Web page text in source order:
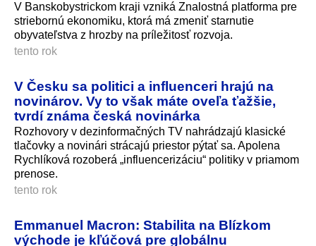
V Banskobystrickom kraji vzniká Znalostná platforma pre
striebornú ekonomiku, ktorá má zmeniť starnutie
obyvateľstva z hrozby na príležitosť rozvoja.
tento rok
V Česku sa politici a influenceri hrajú na
novinárov. Vy to však máte oveľa ťažšie,
tvrdí známa česká novinárka
Rozhovory v dezinformačných TV nahrádzajú klasické
tlačovky a novinári strácajú priestor pýtať sa. Apolena
Rychlíková rozoberá „influencerizáciu“ politiky v priamom
prenose.
tento rok
Emmanuel Macron: Stabilita na Blízkom
východe je kľúčová pre globálnu